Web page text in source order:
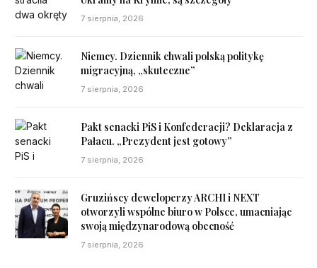
7 sierpnia, 2026
Niemcy. Dziennik chwali polską politykę
migracyjną, „skuteczne”
7 sierpnia, 2026
Pakt senacki PiS i Konfederacji? Deklaracja z
Pałacu. „Prezydent jest gotowy”
7 sierpnia, 2026
Gruzińscy deweloperzy ARCHI i NEXT
otworzyli wspólne biuro w Polsce, umacniając
swoją międzynarodową obecność
7 sierpnia, 2026